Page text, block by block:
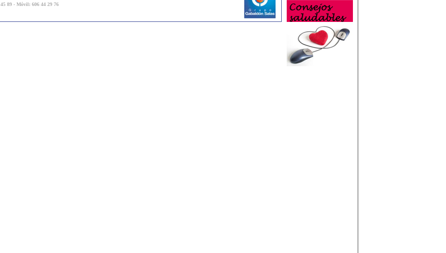
89 - Móvil: 606 44 29 76